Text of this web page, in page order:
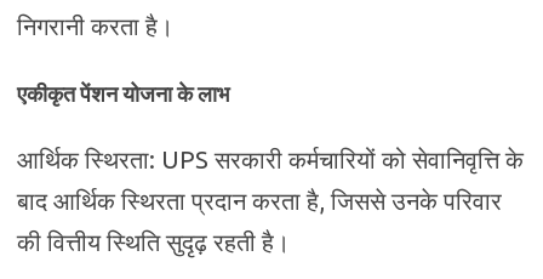
निगरानी करता है।
एकीकृत पेंशन योजना के लाभ
आर्थिक स्थिरता: UPS सरकारी कर्मचारियों को सेवानिवृत्ति के
बाद आर्थिक स्थिरता प्रदान करता है, जिससे उनके परिवार
की वित्तीय स्थिति सुदृढ़ रहती है।